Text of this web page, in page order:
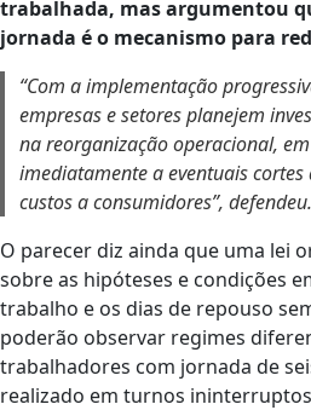
trabalhada, mas argumentou
jornada é o mecanismo para
“Com a implementação
empresas e setores planejem
na reorganização operacional,
imediatamente a eventuais
custos a consumidores”, defendeu.
O parecer diz ainda que uma lei
sobre as hipóteses e condições
trabalho e os dias de repouso
poderão observar regimes
trabalhadores com jornada de
realizado em turnos